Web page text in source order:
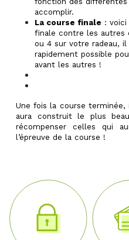
accomplir.
La course finale : voici
finale contre les autres
ou 4 sur votre radeau, il
rapidement possible
avant les autres !
Une fois la course terminée,
aura construit le plus
récompenser celles qui
l’épreuve de la course !